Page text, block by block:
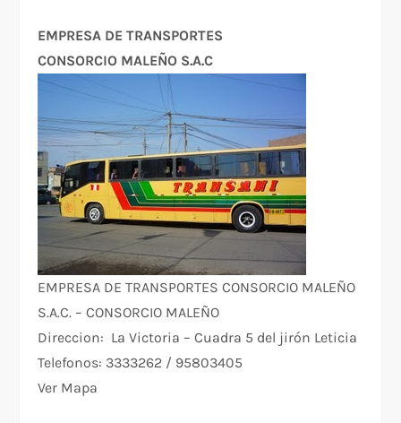
EMPRESA DE TRANSPORTES
CONSORCIO MALEÑO S.A.C
EMPRESA DE TRANSPORTES CONSORCIO MALEÑO
S.A.C. – CONSORCIO MALEÑO
Direccion: La Victoria – Cuadra 5 del jirón Leticia
Telefonos: 3333262 / 95803405
Ver Mapa